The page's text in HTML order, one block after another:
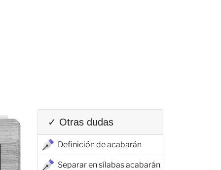
✓ Otras dudas
Definición de acabarán
Separar en sílabas acabarán